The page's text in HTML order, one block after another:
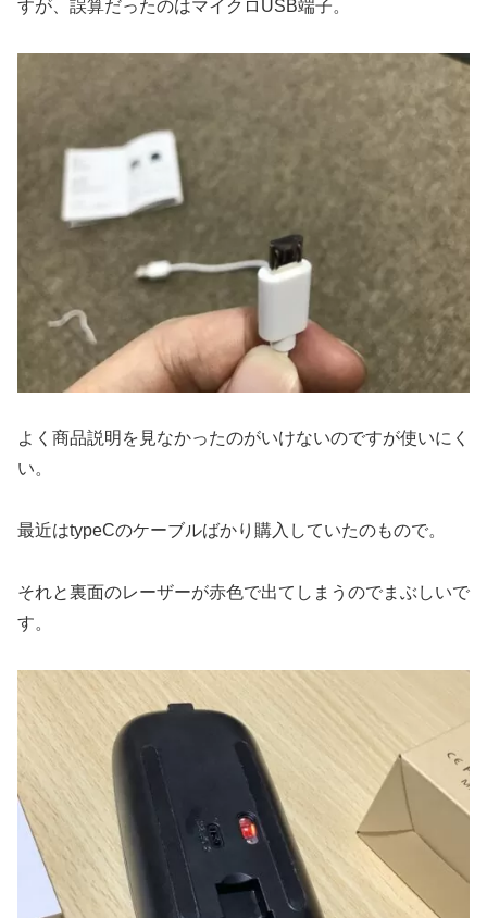
すが、誤算だったのはマイクロUSB端子。
よく商品説明を見なかったのがいけないのですが使いにく
い。
最近はtypeCのケーブルばかり購入していたのもので。
それと裏面のレーザーが赤色で出てしまうのでまぶしいで
す。